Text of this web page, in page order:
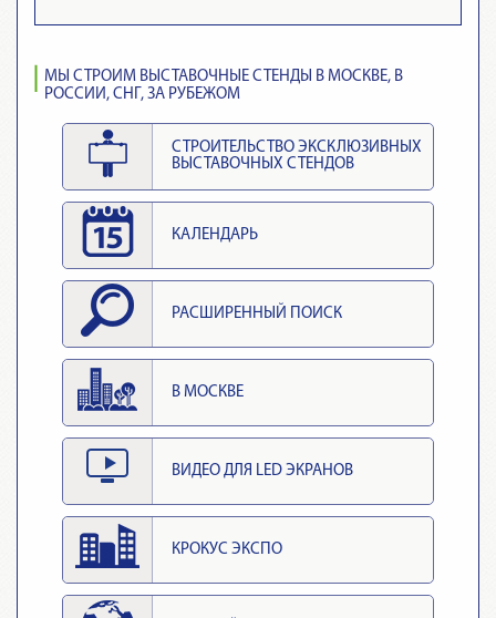
МЫ СТРОИМ ВЫСТАВОЧНЫЕ СТЕНДЫ В МОСКВЕ, В
РОССИИ, СНГ, ЗА РУБЕЖОМ
СТРОИТЕЛЬСТВО ЭКСКЛЮЗИВНЫХ
ВЫСТАВОЧНЫХ СТЕНДОВ
КАЛЕНДАРЬ
РАСШИРЕННЫЙ ПОИСК
В МОСКВЕ
ВИДЕО ДЛЯ LED ЭКРАНОВ
КРОКУС ЭКСПО